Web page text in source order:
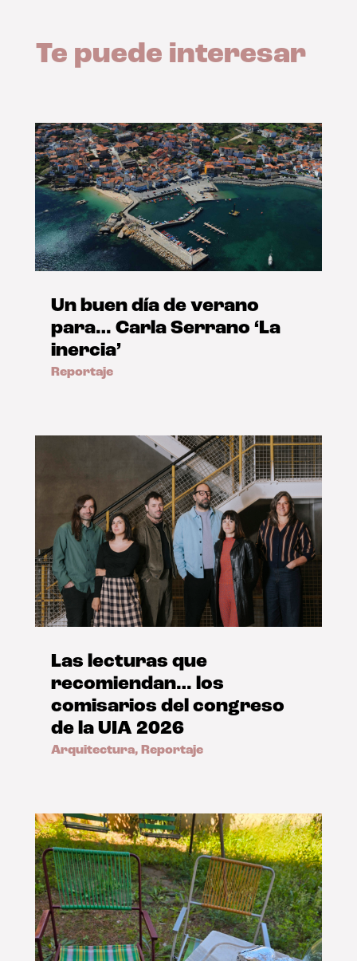
Te puede interesar
Un buen día de verano
para… Carla Serrano ‘La
inercia’
Reportaje
Las lecturas que
recomiendan… los
comisarios del congreso
de la UIA 2026
Arquitectura, Reportaje